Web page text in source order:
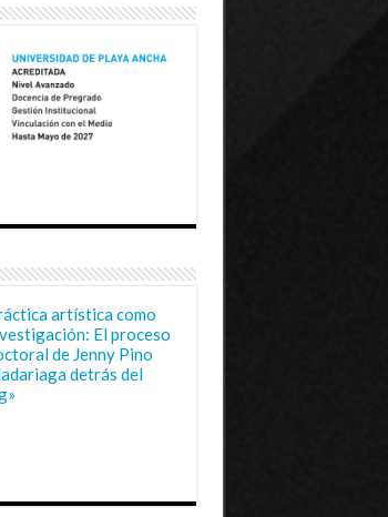
artística como
El proceso
de Jenny Pino
detrás del